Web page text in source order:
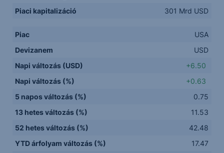
Piaci kapitalizáció
301 Mrd USD
Piac
USA
Devizanem
USD
Napi változás (USD)
+6.50
Napi változás (%)
+0.63
5 napos változás (%)
0.75
13 hetes változás (%)
11.53
52 hetes változás (%)
42.48
YTD árfolyam változás (%)
17.47